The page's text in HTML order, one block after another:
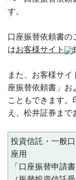
す。
口座振替依頼書の
はお客様サイト
また、お客様サイ
座振替依頼書」お
こともできます。
え、松井証券まで
投資信託・一般口
座用
「口座振替申請書